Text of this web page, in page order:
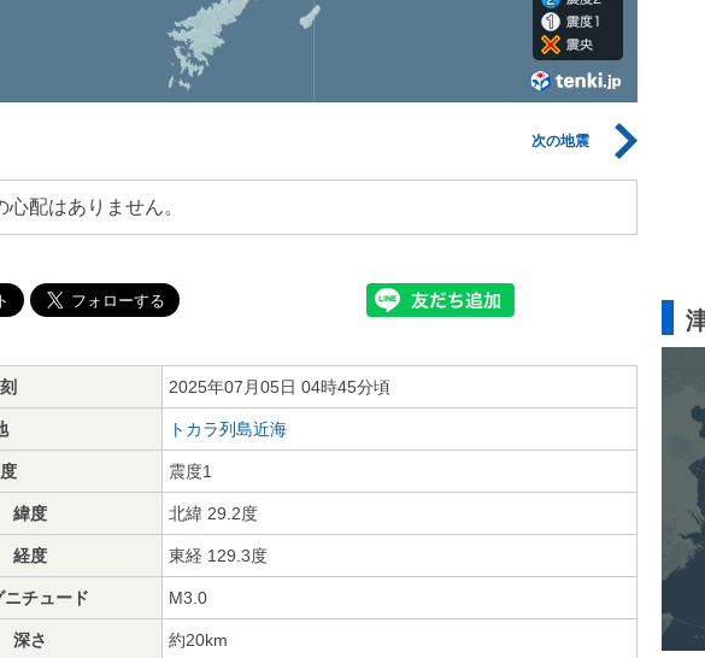
次の地震
配はありません。
2025年07月05日 04時45分頃
トカラ列島近海
震度1
緯度 北緯 29.2度
経度 東経 129.3度
ニチュード M3.0
深さ 約20km